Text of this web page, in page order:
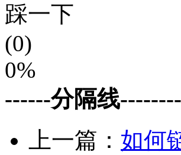
踩一下
(0)
0%
------分隔线
上一篇： 如何